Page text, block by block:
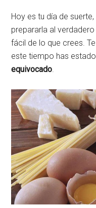
Hoy es tu día de
prepararla al
fácil de lo que crees.
este tiempo has
equivocado.